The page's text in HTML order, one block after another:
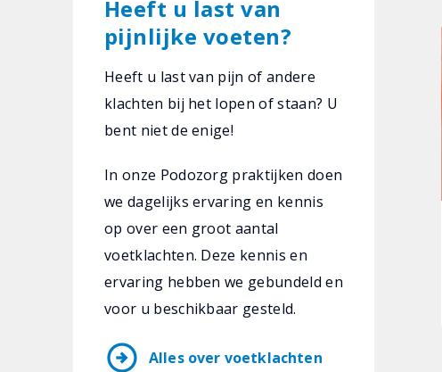
Heeft u last van
pijnlijke voeten?
Heeft u last van pijn of andere
klachten bij het lopen of staan? U
bent niet de enige!
In onze Podozorg praktijken doen
we dagelijks ervaring en kennis
op over een groot aantal
voetklachten. Deze kennis en
ervaring hebben we gebundeld en
voor u beschikbaar gesteld.
arrow_circle_right Alles over voetklachten